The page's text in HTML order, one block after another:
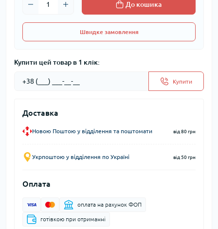
До кошика
Швидке замовлення
Купити цей товар в 1 клік:
Купити
Доставка
Новою Поштою у відділення та поштомати від 80 грн
Укрпоштою у відділення по Україні від 50 грн
Оплата
оплата на рахунок ФОП
готівкою при отриманні